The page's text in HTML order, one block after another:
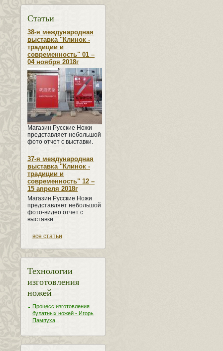
Статьи
38-я международная
выставка "Клинок -
традиции и
современность" 01 –
04 ноября 2018г
Магазин Русские Ножи
представляет небольшой
фото отчет с выставки.
37-я международная
выставка "Клинок -
традиции и
современность" 12 –
15 апреля 2018г
Магазин Русские Ножи
представляет небольшой
фото-видео отчет с
выставки.
все статьи
Технологии
изготовления
ножей
Процесс изготовления
булатных ножей - Игорь
Пампуха